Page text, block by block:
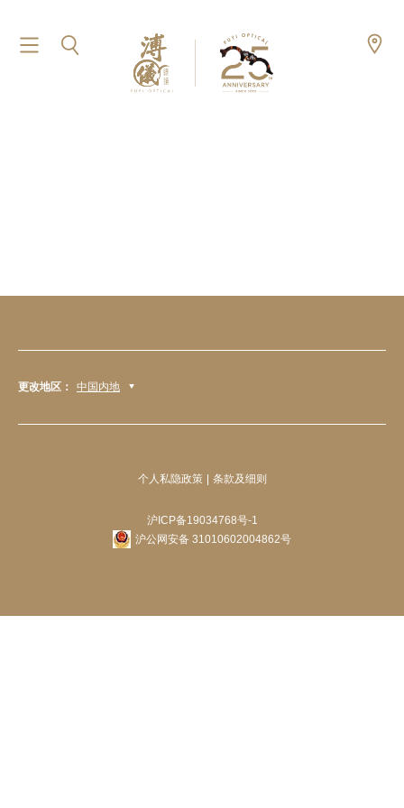
更改地区： 中国内地
个人私隐政策 条款及细则
沪ICP备19034768号-1
沪公网安备 31010602004862号